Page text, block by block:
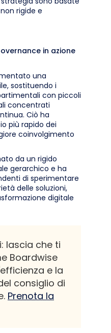
rigide e
in azione
una
sostituendo i
con piccoli
concentrati
Ciò ha
più rapido dei
coinvolgimento
da un rigido
gerarchico e ha
di sperimentare
delle soluzioni,
digitale
lascia che ti
Boardwise
e la
consiglio di
Prenota la